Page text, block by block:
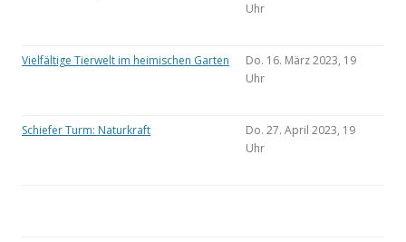
Uhr
Vielfältige Tierwelt im heimischen Garten
Do. 16. März 2023, 19
Uhr
Schiefer Turm: Naturkraft
Do. 27. April 2023, 19
Uhr